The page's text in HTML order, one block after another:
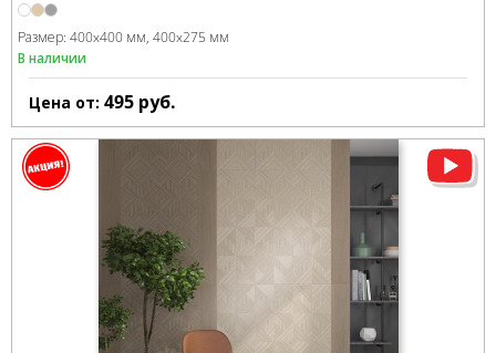
Размер: 400x400 мм 400x275 мм
В наличии
Цена от: 495 руб.